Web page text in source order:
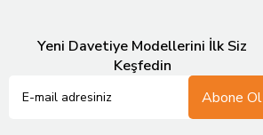
Yeni Davetiye Modellerini İlk Siz
Keşfedin
Abone Ol